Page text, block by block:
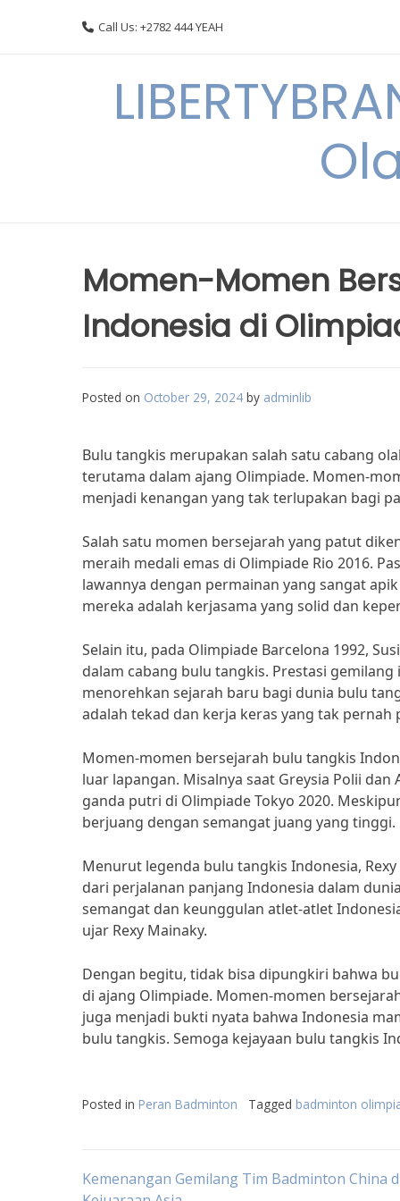
Call Us: +2782 444 YEAH
Momen-Momen
Indonesia di
Posted on October 29, 2024 by adminlib
Bulu tangkis merupakan salah satu cabang
terutama dalam ajang Olimpiade. Momen-
menjadi kenangan yang tak terlupakan bagi
Salah satu momen bersejarah yang patut
meraih medali emas di Olimpiade Rio 2016.
lawannya dengan permainan yang sangat
mereka adalah kerjasama yang solid dan
Selain itu, pada Olimpiade Barcelona 1992,
dalam cabang bulu tangkis. Prestasi
menorehkan sejarah baru bagi dunia bulu
adalah tekad dan kerja keras yang tak pernah
Momen-momen bersejarah bulu tangkis
luar lapangan. Misalnya saat Greysia Polii
ganda putri di Olimpiade Tokyo 2020.
berjuang dengan semangat juang yang tinggi.
Menurut legenda bulu tangkis Indonesia,
dari perjalanan panjang Indonesia dalam
semangat dan keunggulan atlet-atlet
ujar Rexy Mainaky.
Dengan begitu, tidak bisa dipungkiri bahwa
di ajang Olimpiade. Momen-momen
juga menjadi bukti nyata bahwa Indonesia
bulu tangkis. Semoga kejayaan bulu tangkis
Posted in Peran Badminton Tagged badminton
Post
Kemenangan Gemilang Tim Badminton China